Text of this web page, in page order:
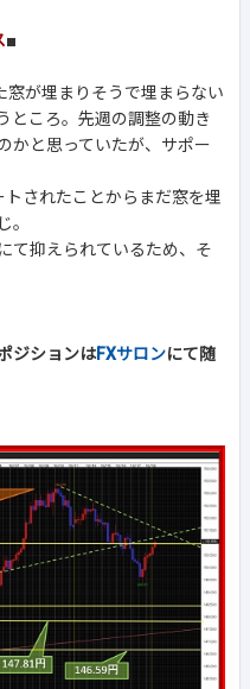
■
が埋まりそうで埋まらない
ところ。先週の調整の動き
かと思っていたが、サポー
されたことからまだ窓を埋
。
て抑えられているため、そ
ジションはFXサロンにて随